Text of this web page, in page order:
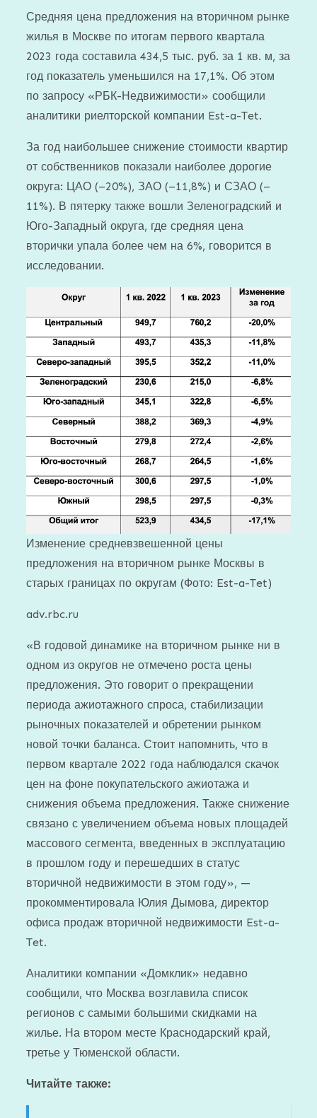
Средняя цена предложения на вторичном рынке
жилья в Москве по итогам первого квартала
2023 года составила 434,5 тыс. руб. за 1 кв. м, за
год показатель уменьшился на 17,1%. Об этом
по запросу «РБК-Недвижимости» сообщили
аналитики риелторской компании Est-a-Tet.
За год наибольшее снижение стоимости квартир
от собственников показали наиболее дорогие
округа: ЦАО (–20%), ЗАО (–11,8%) и СЗАО (–
11%). В пятерку также вошли Зеленоградский и
Юго-Западный округа, где средняя цена
вторички упала более чем на 6%, говорится в
исследовании.
Изменение средневзвешенной цены
предложения на вторичном рынке Москвы в
старых границах по округам(Фото: Est-a-Tet)
adv.rbc.ru
«В годовой динамике на вторичном рынке ни в
одном из округов не отмечено роста цены
предложения. Это говорит о прекращении
периода ажиотажного спроса, стабилизации
рыночных показателей и обретении рынком
новой точки баланса. Стоит напомнить, что в
первом квартале 2022 года наблюдался скачок
цен на фоне покупательского ажиотажа и
снижения объема предложения. Также снижение
связано с увеличением объема новых площадей
массового сегмента, введенных в эксплуатацию
в прошлом году и перешедших в статус
вторичной недвижимости в этом году», —
прокомментировала Юлия Дымова, директор
офиса продаж вторичной недвижимости Est-a-
Tet.
Аналитики компании «Домклик» недавно
сообщили, что Москва возглавила список
регионов с самыми большими скидками на
жилье. На втором месте Краснодарский край,
третье у Тюменской области.
Читайте также: